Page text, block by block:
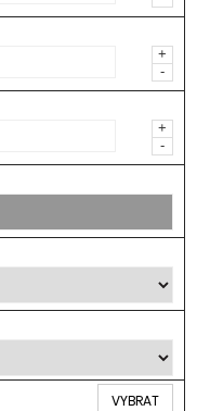
+
-
+
-
VYBRAT